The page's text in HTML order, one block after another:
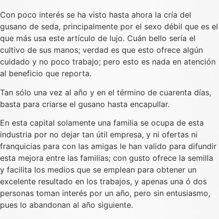
Con poco interés se ha visto hasta ahora la cría del
gusano de seda, principalmente por el sexo débil que es el
que más usa este artículo de lujo. Cuán bello sería el
cultivo de sus manos; verdad es que esto ofrece algún
cuidado y no poco trabajo; pero esto es nada en atención
al beneficio que reporta.
Tan sólo una vez al año y en el término de cuarenta días,
basta para criarse el gusano hasta encapullar.
En esta capital solamente una familia se ocupa de esta
industria por no dejar tan útil empresa, y ni ofertas ni
franquicias para con las amigas le han valido para difundir
esta mejora entre las familias; con gusto ofrece la semilla
y facilita los medios que se emplean para obtener un
excelente resultado en los trabajos, y apenas una ó dos
personas toman interés por un año, pero sin entusiasmo,
pues lo abandonan al año siguiente.